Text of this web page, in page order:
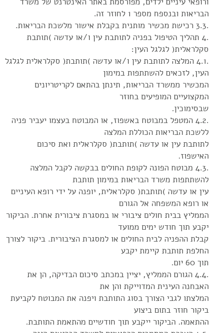
הבריאות ובנספח מספר 1 לחוזר זה.
.3.3 רכישת מכשיר מותנית בקבלת אישור מלשכת הבריאות.
.4 תהליך הטיפול בפניה לתותבת עין ו/או עדשה )תותבת
סקלראלית( לגלגל העין:
.4.1 המלצה לתותבת עין ו/או עדשה )תותבת( סקלראלית לגלגל
העין, לזכאים להשתתפות במימון
המכשיר ממשרד הבריאות, תינתן בהתאם לקריטריונים
המקצועיים המופיעים בחוזר
שבסימוכין.
.4.2 המטפל במבוטח באשפוז, או המבוטח בעצמו יעביר פניה
ללשכת הבריאות הכוללת המלצה
לתותבת עין או עדשה )תותבת( סקלראלית ואת סיכום
האישפוז.
.4.3 מבוטח הפונה לקופת החולים בבקשה לקבל המלצה
להשתתפות משרד הבריאות במימון תותבת
עין או עדשה )תותבת( סקלראלית, יופנה על ידי רופא העיניים
או רופא המשפחה אל הגורם
הממליץ בבית חולים ציבורי או במסגרת ציבורית אחרת. הביקור
יקבע תוך חודש ימים ממועד
קבלת ההפניה לבית החולים או למסגרת הציבורית. ביקור לצורך
החלפת תותבת קיימת יקבע
תוך 60 יום.
.4.4 הגורם הממליץ, יציין במכתב סיכום הבדיקה, הן את
האבחנה העינית המדוייקת והן את
המלצתו לגבי הצורך בסוג התותבת ויפנה את המבוטח לקביעת
ביקור חוזר בתום ביצוע
ההתאמה. הביקור ייקבע תוך חודשיים מהתאמת התותבת.